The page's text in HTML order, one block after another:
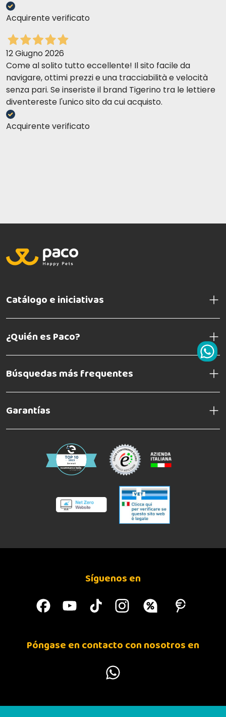
Acquirente verificato
12 Giugno 2026
Come al solito tutto eccellente! Il sito facile da
navigare, ottimi prezzi e una tracciabilità e velocità
senza pari. Se inseriste il brand Tigerino tra le lettiere
diventereste l'unico sito da cui acquisto.
Acquirente verificato
Catálogo e iniciativas
¿Quién es Paco?
Búsquedas más frequentes
Garantías
Síguenos en
Póngase en contacto con nosotros en